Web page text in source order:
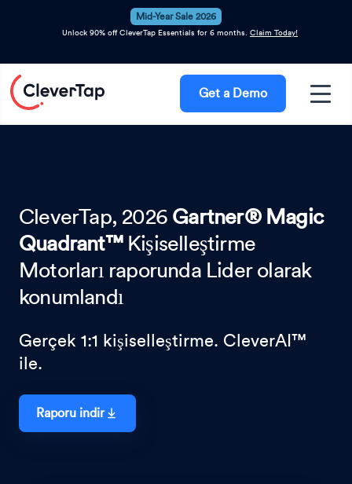
Mid-Year Sale 2026
Unlock 90% off CleverTap Essentials for 6 months. Claim Today!
Get a Demo
CleverTap, 2026 Gartner® Magic
Quadrant™Kişiselleştirme
Motorları raporunda Lider olarak
konumlandı
Gerçek 1:1 kişiselleştirme. CleverAI™
ile.
Raporu indir